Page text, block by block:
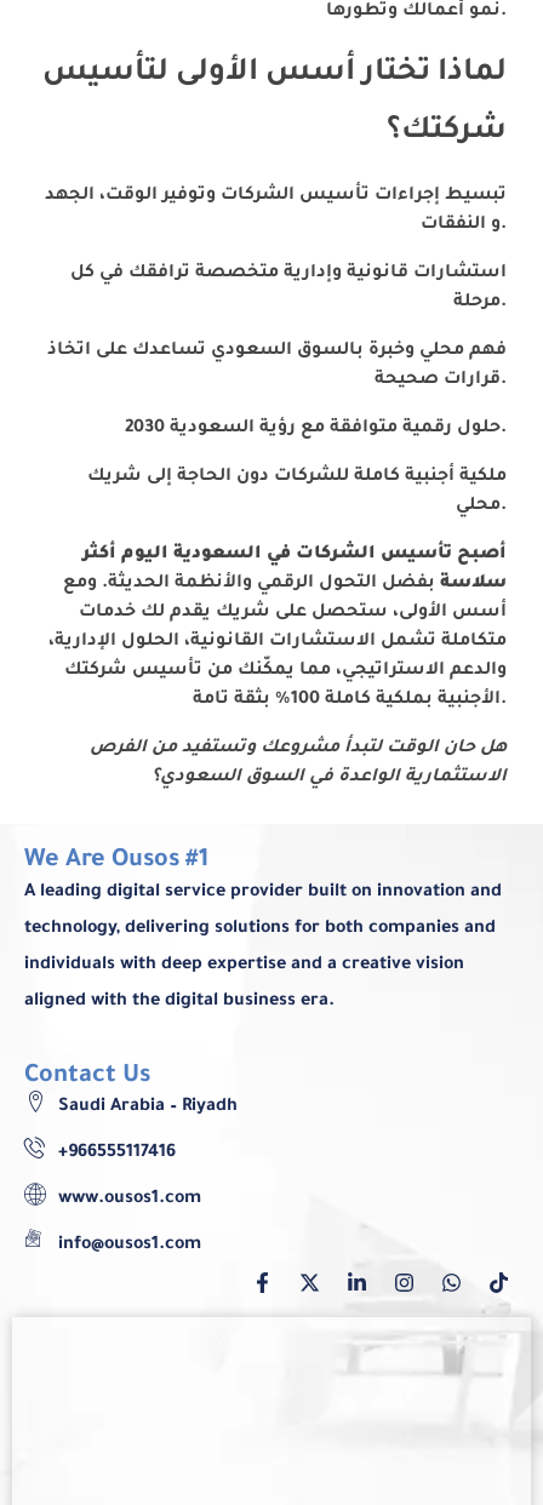
نمو أعمالك وتطورها.
لماذا تختار أسس الأولى لتأسيس
شركتك؟
تبسيط إجراءات تأسيس الشركات وتوفير الوقت، الجهد
و النفقات.
استشارات قانونية وإدارية متخصصة ترافقك في كل
مرحلة.
فهم محلي وخبرة بالسوق السعودي تساعدك على اتخاذ
قرارات صحيحة.
حلول رقمية متوافقة مع رؤية السعودية 2030.
ملكية أجنبية كاملة للشركات دون الحاجة إلى شريك
محلي.
أصبح تأسيس الشركات في السعودية اليوم أكثر
سلاسة بفضل التحول الرقمي والأنظمة الحديثة. ومع
أسس الأولى، ستحصل على شريك يقدم لك خدمات
متكاملة تشمل الاستشارات القانونية، الحلول الإدارية،
والدعم الاستراتيجي، مما يمكّنك من تأسيس شركتك
الأجنبية بملكية كاملة 100% بثقة تامة.
هل حان الوقت لتبدأ مشروعك وتستفيد من الفرص
الاستثمارية الواعدة في السوق السعودي؟
We Are Ousos #1
A leading digital service provider built on innovation and
technology, delivering solutions for both companies and
individuals with deep expertise and a creative vision
aligned with the digital business era.
Contact Us
Saudi Arabia – Riyadh
+966555117416
www.ousos1.com
info@ousos1.com